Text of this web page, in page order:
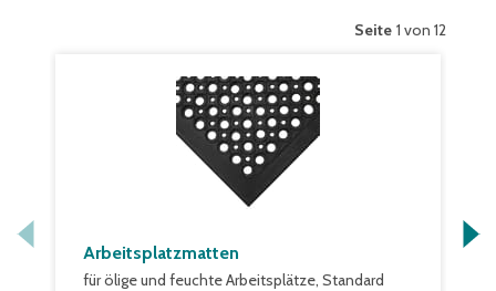
Seite 1 von 12
Arbeitsplatzmatten
für ölige und feuchte Arbeitsplätze, Standard